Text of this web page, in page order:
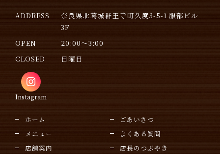
ADDRESS
奈良県北葛城群王寺町久度3-5-1 服部ビル
3F
OPEN
20:00～3:00
CLOSED
日曜日
Instagram
ホーム
ごあいさつ
メニュー
よくある質問
店舗案内
店長のつぶやき